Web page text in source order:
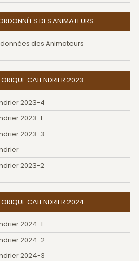
DES ANIMATEURS
des Animateurs
CALENDRIER 2023
2023-4
2023-1
2023-3
2023-2
CALENDRIER 2024
2024-1
2024-2
2024-3